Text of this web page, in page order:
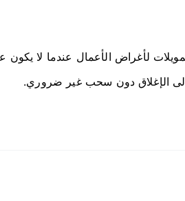
الإغلاق دون سحب غير ضروري.